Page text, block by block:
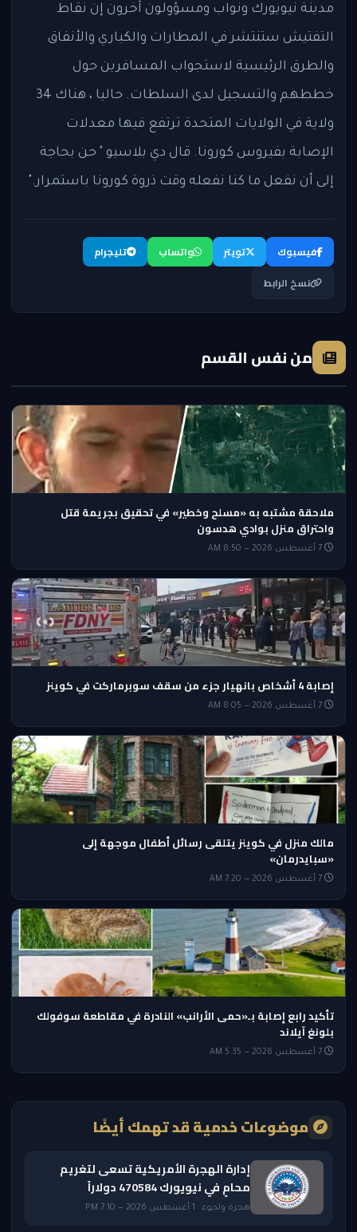
مدينة نيويورك ونواب ومسؤولون آخرون إن نقاط
التفتيش ستنتشر في المطارات والكباري والأنفاق
والطرق الرئيسية لاستجواب المسافرين حول
خططهم والتسجيل لدى السلطات. حاليا ، هناك 34
ولاية في الولايات المتحدة ترتفع فيها معدلات
الإصابة بفيروس كورونا. قال دي بلاسيو " حن بحاجة
إلى أن نفعل ما كنا نفعله وقت ذروة كورونا باستمرار."
فيسبوك تويتر واتساب
تليجرام
نسخ الرابط
من نفس القسم
ملاحقة مشتبه به «مسلح وخطير» في تحقيق بجريمة قتل
واحتراق منزل بوادي هدسون
إصابة 4 أشخاص بانهيار جزء من سقف سوبرماركت في كوينز
مالك منزل في كوينز يتلقى رسائل أطفال موجهة إلى
«سبايدرمان»
تأكيد رابع إصابة بـ«حمى الأرانب» النادرة في مقاطعة سوفولك
بلونغ آيلاند
موضوعات خدمية قد تهمك أيضًا
إدارة الهجرة الأمريكية تسعى لتغريم
محامٍ في نيويورك 470584 دولاراً
هجرة ولجوء · 1 أغسطس 2026 — 7:10 PM